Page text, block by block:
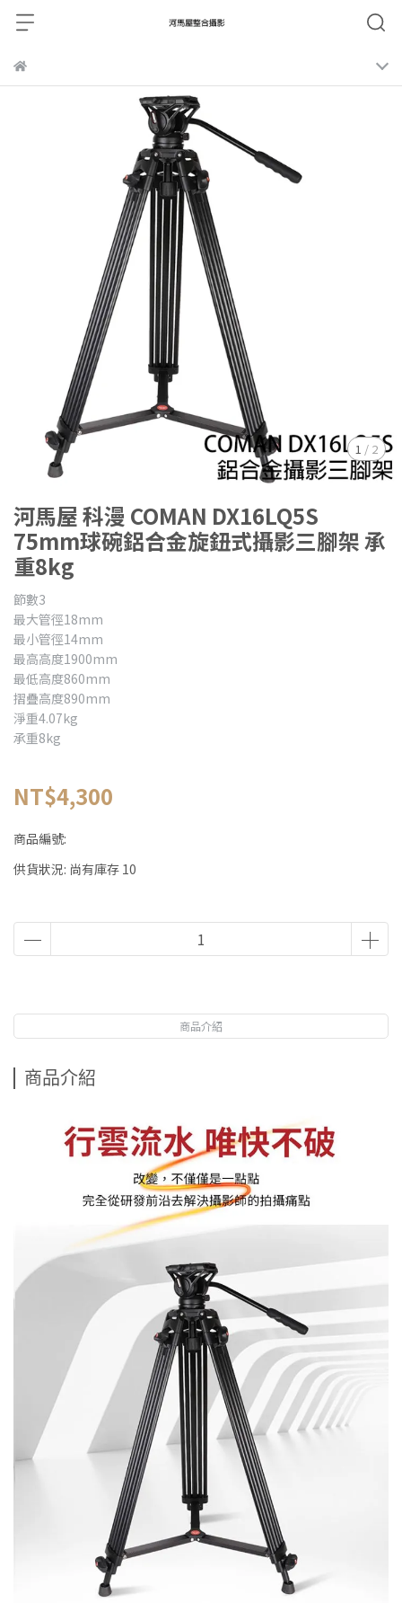
1 / 2
河馬屋 科漫 COMAN DX16LQ5S
75mm球碗鋁合金旋鈕式攝影三腳架 承
重8kg
節數3
最大管徑18mm
最小管徑14mm
最高高度1900mm
最低高度860mm
摺疊高度890mm
淨重4.07kg
承重8kg
NT$4,300
商品編號:
供貨狀況: 尚有庫存 10
商品介紹
商品介紹